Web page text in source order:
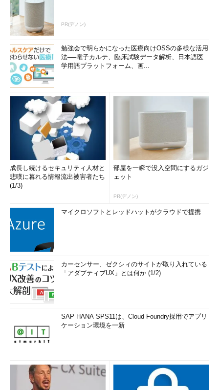
PR(デノン)
勉強会で明らかになった医療向けOSSの多様な活用
法──電子カルテ、臨床試験データ解析、日本語医
学用語プラットフォーム、画...
成長し続けるセキュリティ人材と
悲嘆に暮れる情報流出被害者たち
(1/3)
部屋を一瞬で没入空間にするガジ
ェット
PR(デノン)
マイクロソフトとレッドハットがクラウドで提携
カーセンサー、ゼクシィのサイトが取り入れている
「アダプティブUX」とは何か (1/2)
SAP HANA SPS11は、Cloud Foundry採用でアプリ
ケーション環境を一新